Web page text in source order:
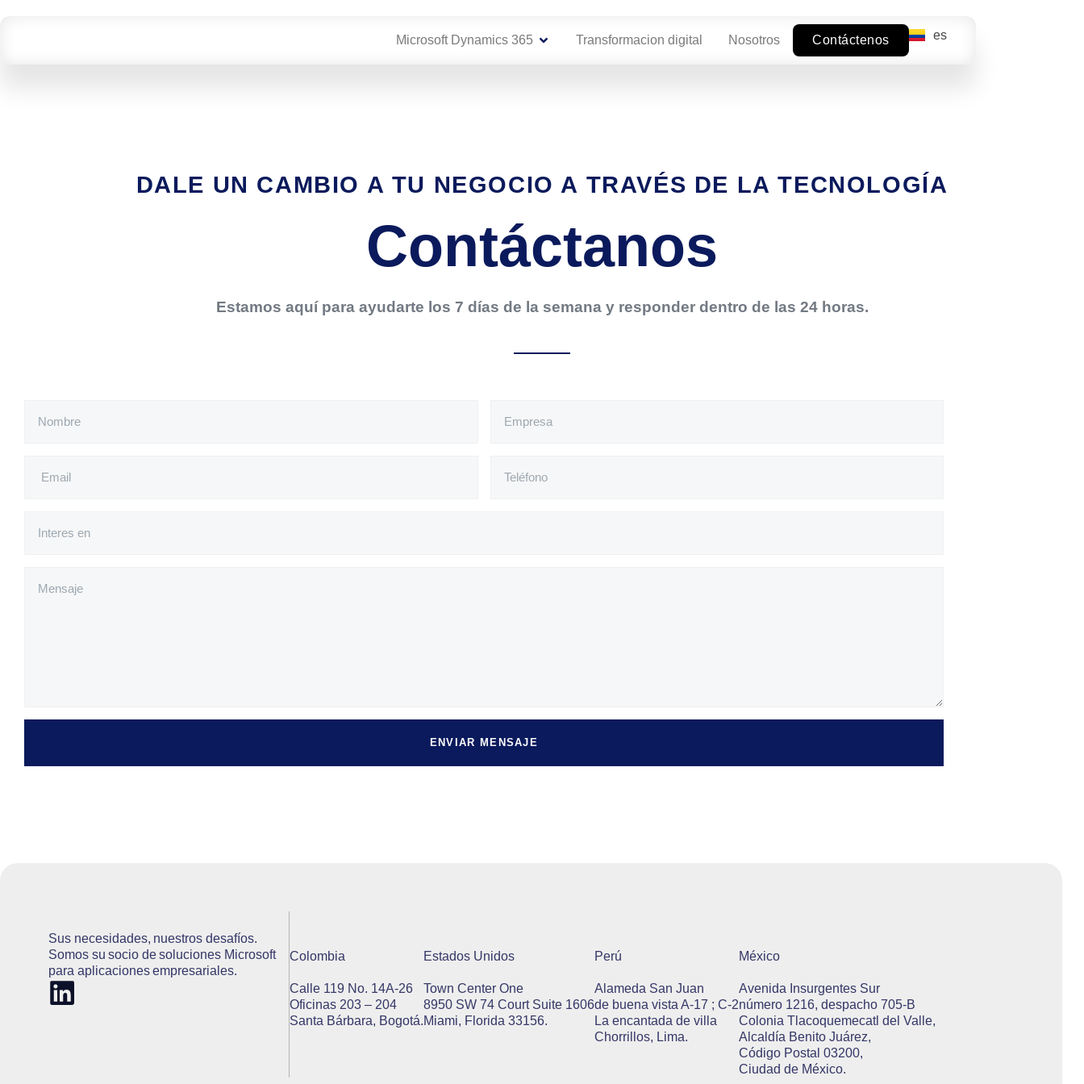
Microsoft Dynamics 365 Transformacion digital Nosotros Contáctenos es
en
DALE UN CAMBIO A TU NEGOCIO A TRAVÉS DE LA TECNOLOGÍA
Contáctanos
Estamos aquí para ayudarte los 7 días de la semana y responder dentro de las 24 horas.
ENVIAR MENSAJE
Sus necesidades, nuestros desafíos.
Somos su socio de soluciones Microsoft
para aplicaciones empresariales.
Colombia
Calle 119 No. 14A-26
Oficinas 203 – 204
Santa Bárbara, Bogotá.
Estados Unidos
Town Center One
8950 SW 74 Court Suite 1606
Miami, Florida 33156.
Perú
Alameda San Juan
de buena vista A-17 ; C-2
La encantada de villa
Chorrillos, Lima.
México
Avenida Insurgentes Sur
número 1216, despacho 705-B
Colonia Tlacoquemecatl del Valle,
Alcaldía Benito Juárez,
Código Postal 03200,
Ciudad de México.